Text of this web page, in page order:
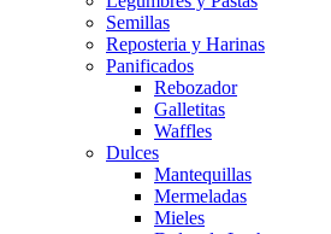
Semillas
Reposteria y Harinas
Panificados
Rebozador
Galletitas
Waffles
Dulces
Mantequillas
Mermeladas
Mieles